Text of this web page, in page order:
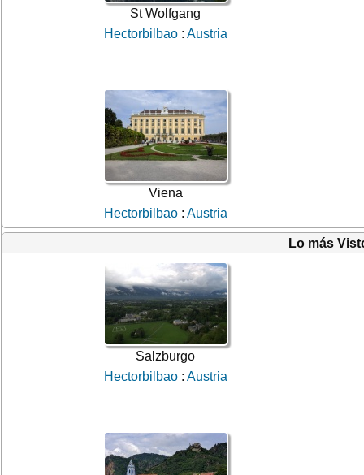
St Wolfgang
Hectorbilbao: Austria
Viena
Hectorbilbao: Austria
Lo más
Salzburgo
Hectorbilbao: Austria